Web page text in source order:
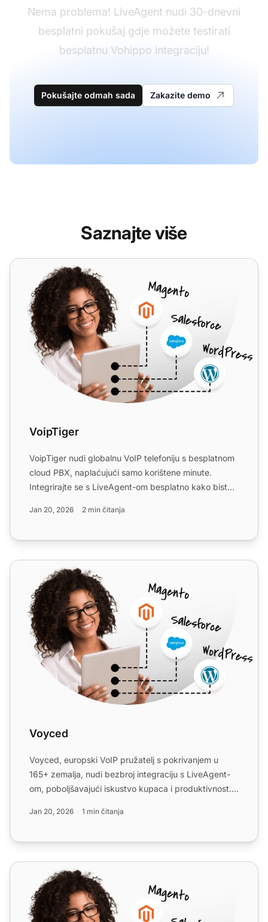
Nema problema! LiveAgent nudi 30-dnevni
besplatni pokušaj gdje možete testirati
besplatnu Vohippo integraciju!
Pokušajte odmah sada Zakazite demo
Saznajte više
VoipTiger
VoipTiger
VoipTiger nudi globalnu VoIP telefoniju s besplatnom
cloud PBX, naplaćujući samo korištene minute.
Integrirajte se s LiveAgent-om besplatno kako biste
Jan 20, 2026 2 min čitanja
Voyced
Voyced
Voyced, europski VoIP pružatelj s pokrivanjem u
165+ zemalja, nudi bezbroj integraciju s LiveAgent-
om, poboljšavajući iskustvo kupaca i produktivnost.
Jan 20, 2026 1 min čitanja
VoIPstudio